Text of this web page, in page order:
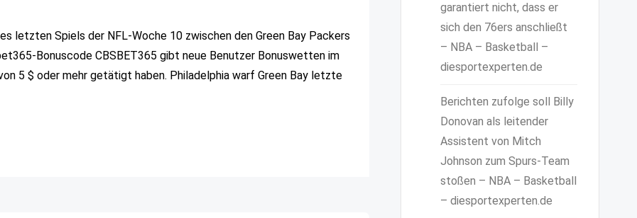
letzten Spiels der NFL-Woche 10 zwischen den Green Bay Packers
Bonuscode CBSBET365 gibt neue Benutzer Bonuswetten im
5 $ oder mehr getätigt haben. Philadelphia warf Green Bay letzte
garantiert nicht, dass er
sich den 76ers anschließt
– NBA – Basketball –
diesportexperten.de
Berichten zufolge soll Billy
Donovan als leitender
Assistent von Mitch
Johnson zum Spurs-Team
stoßen – NBA – Basketball
– diesportexperten.de